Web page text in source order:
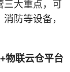
三大重点，可
防等设备，
物联云仓平台